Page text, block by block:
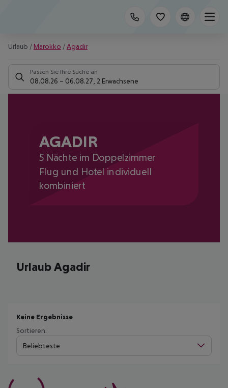
Urlaub / Marokko /Agadir
Passen Sie Ihre Suche an
08.08.26 – 06.08.27 2 Erwachsene
AGADIR
5 Nächte im Doppelzimmer
Flug und Hotel individuell
kombiniert
Urlaub Agadir
Keine Ergebnisse
Sortieren:
Beliebteste